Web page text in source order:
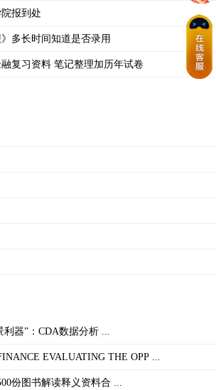
报到处
》多长时间知道是否录用
复习资料 笔记整理加历年试卷
利器”：CDA数据分析 ...
EVALUATING THE OPP ...
份图书解读释义资料合 ...